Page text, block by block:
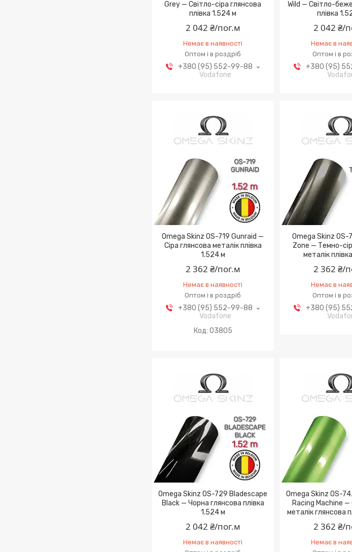
Grey — Світло-сіра глянсова
плівка 1.524 м
2 042 ₴/пог.м
Немає в наявності
Оптом і в роздріб
+380 (95) 552-99-88
Vodafone
Wild — Світло-
плівка
2 042 ₴/
Немає в
Оптом і в
+380 (95)
Omega Skinz OS-719 Gunraid —
Сіра глянсова металік плівка
1.524 м
2 362 ₴/пог.м
Немає в наявності
Оптом і в роздріб
+380 (95) 552-99-88
Vodafone
03805
Omega Skinz
Zone — Темно-
металік
2 362 ₴/
Немає в
Оптом і в
+380 (95)
Omega Skinz OS-729 Bladescape
Black — Чорна глянсова плівка
1.524 м
2 042 ₴/пог.м
Немає в наявності
Omega Skinz OS-
Racing Machine
металік глянсова
2 362 ₴/
Немає в